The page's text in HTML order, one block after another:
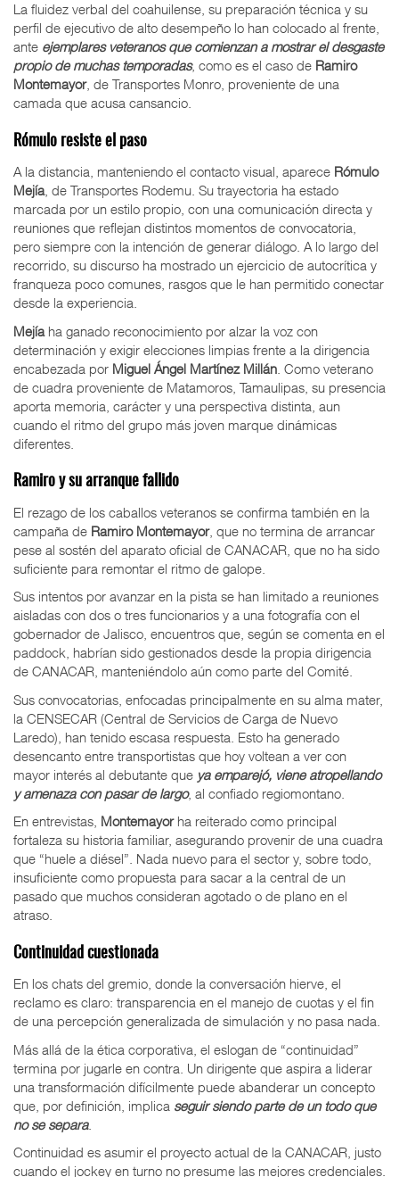
La fluidez verbal del coahuilense, su preparación técnica y su
perfil de ejecutivo de alto desempeño lo han colocado al frente,
ante ejemplares veteranos que comienzan a mostrar el desgaste
propio de muchas temporadas, como es el caso de Ramiro
Montemayor, de Transportes Monro, proveniente de una
camada que acusa cansancio.
Rómulo resiste el paso
A la distancia, manteniendo el contacto visual, aparece Rómulo
Mejía, de Transportes Rodemu. Su trayectoria ha estado
marcada por un estilo propio, con una comunicación directa y
reuniones que reflejan distintos momentos de convocatoria,
pero siempre con la intención de generar diálogo. A lo largo del
recorrido, su discurso ha mostrado un ejercicio de autocrítica y
franqueza poco comunes, rasgos que le han permitido conectar
desde la experiencia.
Mejíaha ganado reconocimiento por alzar la voz con
determinación y exigir elecciones limpias frente a la dirigencia
encabezada por Miguel Ángel Martínez Millán . Como veterano
de cuadra proveniente de Matamoros, Tamaulipas, su presencia
aporta memoria, carácter y una perspectiva distinta, aun
cuando el ritmo del grupo más joven marque dinámicas
diferentes.
Ramiro y su arranque fallido
El rezago de los caballos veteranos se confirma también en la
campaña de Ramiro Montemayor, que no termina de arrancar
pese al sostén del aparato oficial de CANACAR, que no ha sido
suficiente para remontar el ritmo de galope.
Sus intentos por avanzar en la pista se han limitado a reuniones
aisladas con dos o tres funcionarios y a una fotografía con el
gobernador de Jalisco, encuentros que, según se comenta en el
paddock, habrían sido gestionados desde la propia dirigencia
de CANACAR, manteniéndolo aún como parte del Comité.
Sus convocatorias, enfocadas principalmente en su alma mater,
la CENSECAR (Central de Servicios de Carga de Nuevo
Laredo), han tenido escasa respuesta. Esto ha generado
desencanto entre transportistas que hoy voltean a ver con
mayor interés al debutante que ya emparejó, viene atropellando
y amenaza con pasar de largo, al confiado regiomontano.
En entrevistas, Montemayorha reiterado como principal
fortaleza su historia familiar, asegurando provenir de una cuadra
que “huele a diésel”. Nada nuevo para el sector y, sobre todo,
insuficiente como propuesta para sacar a la central de un
pasado que muchos consideran agotado o de plano en el
atraso.
Continuidad cuestionada
En los chats del gremio, donde la conversación hierve, el
reclamo es claro: transparencia en el manejo de cuotas y el fin
de una percepción generalizada de simulación y no pasa nada.
Más allá de la ética corporativa, el eslogan de “continuidad”
termina por jugarle en contra. Un dirigente que aspira a liderar
una transformación difícilmente puede abanderar un concepto
que, por definición, implica seguir siendo parte de un todo que
no se separa.
Continuidad es asumir el proyecto actual de la CANACAR, justo
cuando el jockey en turno no presume las mejores credenciales.